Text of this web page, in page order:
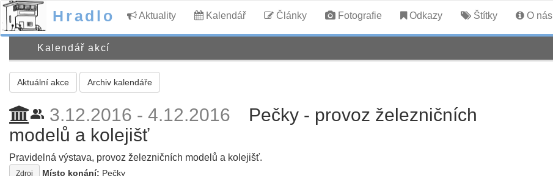
Hradlo Aktuality Kalendář Články Fotografie Odkazy Štítky O nás
Kalendář akcí
Aktuální akce Archiv kalendáře
people_alt 3.12.2016 - 4.12.2016
Pečky - provoz železničních
modelů a kolejišť
Pravidelná výstava, provoz železničních modelů a kolejišť.
Zdroj Místo konání: Pečky